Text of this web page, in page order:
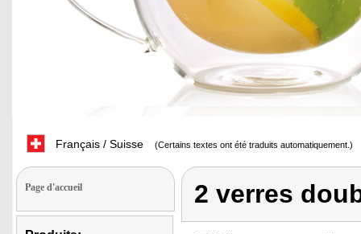
Français / Suisse (Certains textes ont été traduits automatiquement.)
Page d'accueil 2 verres